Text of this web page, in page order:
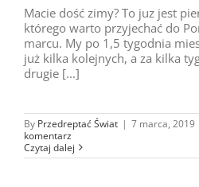
Macie dość zimy? To juz jest
którego warto przyjechać do
marcu. My po 1,5 tygodnia
już kilka kolejnych, a za kilka
drugie [...]
By Przedreptać Świat | 7 marca, 2019
komentarz
Czytaj dalej